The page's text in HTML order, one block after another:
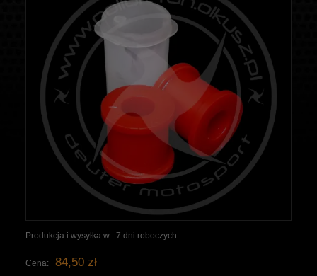
Produkcja i wysyłka w: 7 dni roboczych
Cena: 84,50 zł